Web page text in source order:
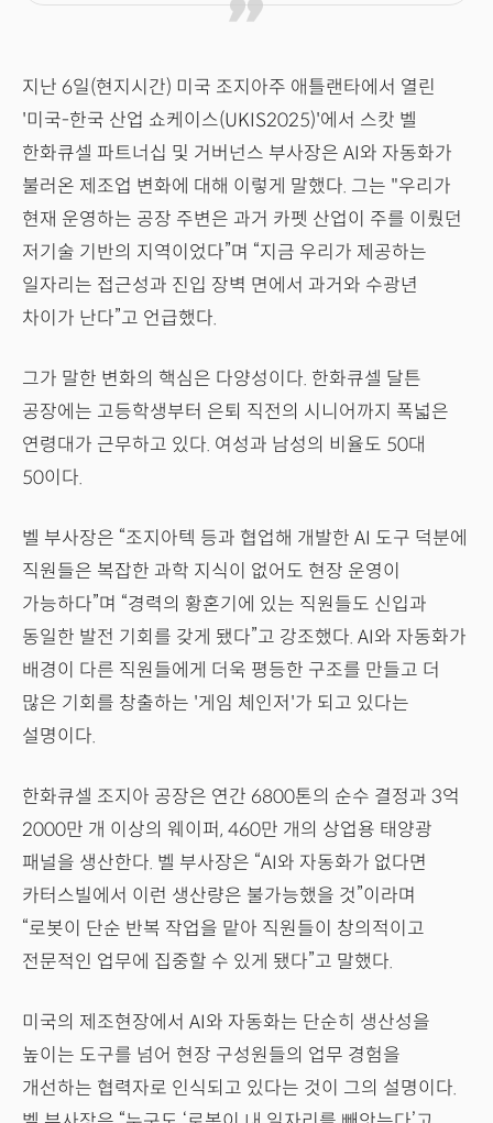
지난 6일(현지시간) 미국 조지아주 애틀랜타에서 열린
'미국-한국 산업 쇼케이스(UKIS2025)'에서 스캇 벨
한화큐셀 파트너십 및 거버넌스 부사장은 AI와 자동화가
불러온 제조업 변화에 대해 이렇게 말했다. 그는 "우리가
현재 운영하는 공장 주변은 과거 카펫 산업이 주를 이뤘던
저기술 기반의 지역이었다”며 “지금 우리가 제공하는
일자리는 접근성과 진입 장벽 면에서 과거와 수광년
차이가 난다”고 언급했다.
그가 말한 변화의 핵심은 다양성이다. 한화큐셀 달튼
공장에는 고등학생부터 은퇴 직전의 시니어까지 폭넓은
연령대가 근무하고 있다. 여성과 남성의 비율도 50대
50이다.
벨 부사장은 “조지아텍 등과 협업해 개발한 AI 도구 덕분에
직원들은 복잡한 과학 지식이 없어도 현장 운영이
가능하다”며 “경력의 황혼기에 있는 직원들도 신입과
동일한 발전 기회를 갖게 됐다”고 강조했다. AI와 자동화가
배경이 다른 직원들에게 더욱 평등한 구조를 만들고 더
많은 기회를 창출하는 '게임 체인저'가 되고 있다는
설명이다.
한화큐셀 조지아 공장은 연간 6800톤의 순수 결정과 3억
2000만 개 이상의 웨이퍼, 460만 개의 상업용 태양광
패널을 생산한다. 벨 부사장은 “AI와 자동화가 없다면
카터스빌에서 이런 생산량은 불가능했을 것”이라며
“로봇이 단순 반복 작업을 맡아 직원들이 창의적이고
전문적인 업무에 집중할 수 있게 됐다”고 말했다.
미국의 제조현장에서 AI와 자동화는 단순히 생산성을
높이는 도구를 넘어 현장 구성원들의 업무 경험을
개선하는 협력자로 인식되고 있다는 것이 그의 설명이다.